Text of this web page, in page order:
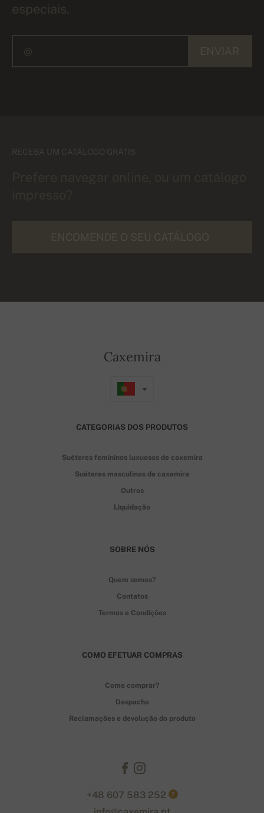
especiais.
RECEBA UM CATÁLOGO GRÁTIS
Caxemira
CATEGORIAS DOS PRODUTOS
Suéteres femininos luxuosos de caxemira
Suéteres masculinos de caxemira
Outros
Liquidação
SOBRE NÓS
Quem somos?
Contatos
Termos e Condições
COMO EFETUAR COMPRAS
Como comprar?
Despacho
Reclamações e devolução do produto
+48 607 583 252 ?